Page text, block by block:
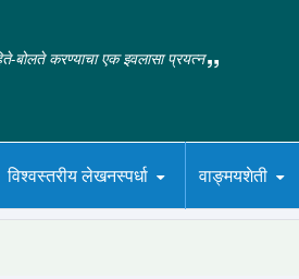
बोलते करण्याचा एक इवलासा प्रयत्न
विश्वस्तरीय लेखनस्पर्धा वाङ्मयशेती